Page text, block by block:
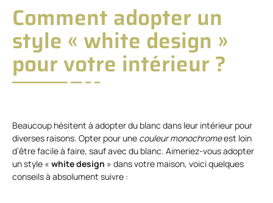
Comment adopter un
style « white design »
pour votre intérieur ?
Beaucoup hésitent à adopter du blanc dans leur intérieur pour
diverses raisons. Opter pour une couleur monochromeest loin
d’être facile à faire, sauf avec du blanc. Aimeriez-vous adopter
un style « white design » dans votre maison, voici quelques
conseils à absolument suivre :